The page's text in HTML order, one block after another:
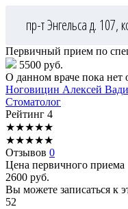
пр-т Энгельса д. 107,
Первичный прием по
5500 руб.
О данном враче пока нет
Ноговицин Алексей
Стоматолог
Рейтинг 4
★★★★★
★★★★★
Отзывов 0
Цена первичного приема
2600 руб.
Вы можете записаться к
52